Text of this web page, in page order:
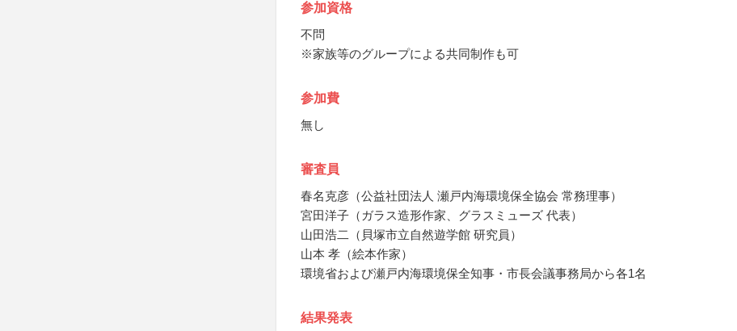
参加資格
不問
※家族等のグループによる共同制作も可
参加費
無し
審査員
春名克彦（公益社団法人 瀬戸内海環境保全協会 常務理事）
宮田洋子（ガラス造形作家、グラスミューズ 代表）
山田浩二（貝塚市立自然遊学館 研究員）
山本 孝（絵本作家）
環境省および瀬戸内海環境保全知事・市長会議事務局から各1名
結果発表